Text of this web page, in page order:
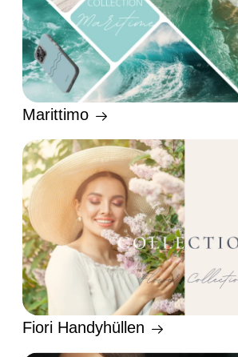
Marittimo
Fiori Handyhüllen